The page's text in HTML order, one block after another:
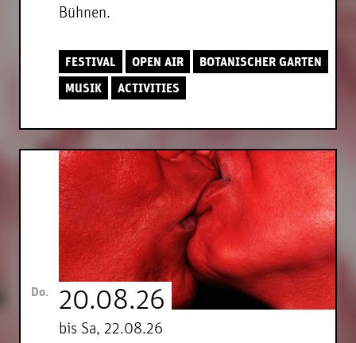
Bühnen.
FESTIVAL OPEN AIR
BOTANISCHER GARTEN
MUSIK
ACTIVITIES
Do. 20.08.26
bis Sa, 22.08.26